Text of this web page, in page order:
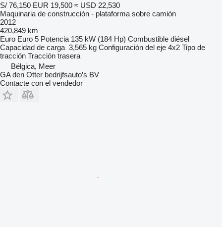
S/ 76,150 EUR 19,500 ≈ USD 22,530
Maquinaria de construcción - plataforma sobre camión
2012
420,849 km
Euro Euro 5 Potencia 135 kW (184 Hp) Combustible diésel
Capacidad de carga 3,565 kg Configuración del eje 4x2 Tipo de
tracción Tracción trasera
Bélgica, Meer
GA den Otter bedrijfsauto’s BV
Contacte con el vendedor